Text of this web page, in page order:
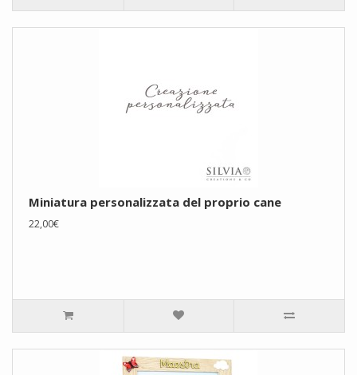
Miniatura personalizzata del proprio cane
22,00€